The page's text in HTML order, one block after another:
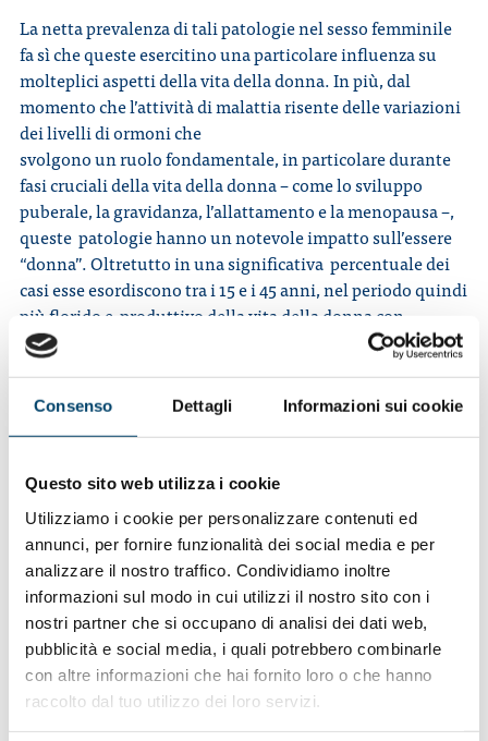
Consenso Dettagli Informazioni sui cookie
Questo sito web utilizza i cookie
Utilizziamo i cookie per personalizzare contenuti ed
annunci, per fornire funzionalità dei social media e per
analizzare il nostro traffico. Condividiamo inoltre
informazioni sul modo in cui utilizzi il nostro sito con i
nostri partner che si occupano di analisi dei dati web,
pubblicità e social media, i quali potrebbero combinarle
con altre informazioni che hai fornito loro o che hanno
raccolto dal tuo utilizzo dei loro servizi.
La netta prevalenza di tali patologie nel sesso femminile
fa sì che queste esercitino una particolare influenza su
molteplici aspetti della vita della donna. In più, dal
momento che l’attività di malattia risente delle variazioni
dei livelli di ormoni che
svolgono un ruolo fondamentale, in particolare durante
fasi cruciali della vita della donna – come lo sviluppo
puberale, la gravidanza, l’allattamento e la menopausa –,
queste patologie hanno un notevole impatto sull’essere
“donna”. Oltretutto in una significativa percentuale dei
casi esse esordiscono tra i 15 e i 45 anni, nel periodo quindi
più florido e produttivo della vita della donna con
importanti ripercussioni sul piano affettivo, familiare,
socio-relazionale e professionale e dunque sulla qualità di
vita.
Il progetto ha scopo di fornire alle donne alcune
con maggior consapevolezza e più serenamente le
decisioni che riguardano la fertilità e il desiderio di
maternità. Si tratta di aspetti molto complessi, su cui
già da tempo sta lavorando il Gruppo di Studio
“Medicina di Genere” della SIR-Società Italiana di
Reumatologia per promuovere e facilitare la
comunicazione medico-paziente.
Il progetto, iniziato nel 2018 e che sta proseguendo nel